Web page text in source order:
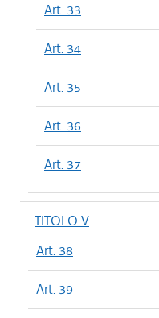
Art. 33
Art. 34
Art. 35
Art. 36
Art. 37
TITOLO V
Art. 38
Art. 39